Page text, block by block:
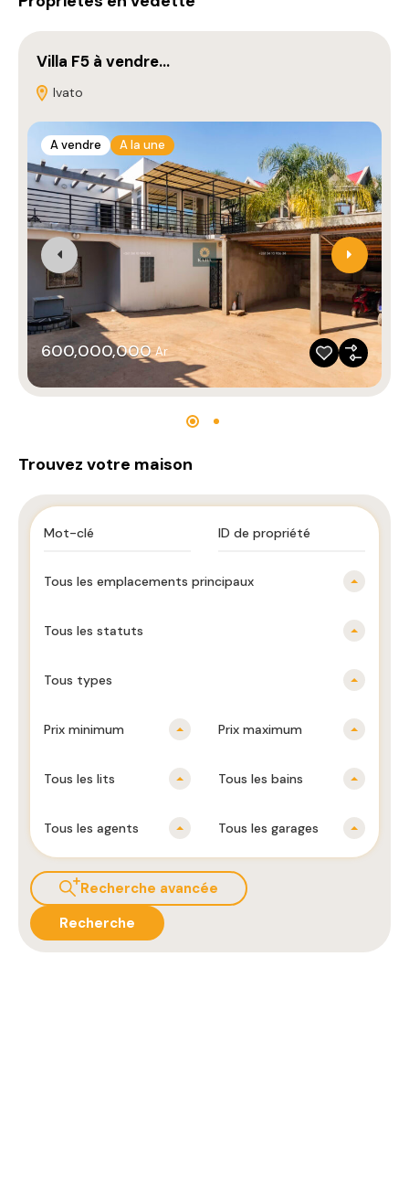
Villa F5 à vendre…
Ivato
A vendre A la une
600,000,000 Ar
Trouvez votre maison
Tous les emplacements principaux
Tous les statuts
Tous types
Prix ​​minimum Prix ​​maximum
Tous les lits Tous les bains
Tous les agents Tous les garages
Recherche avancée
Recherche